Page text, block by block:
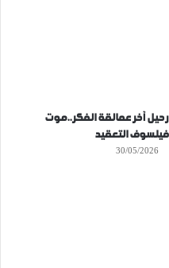
رحيل آخر عمالقة الفكر..موت
فيلسوف التعقيد
30/05/2026